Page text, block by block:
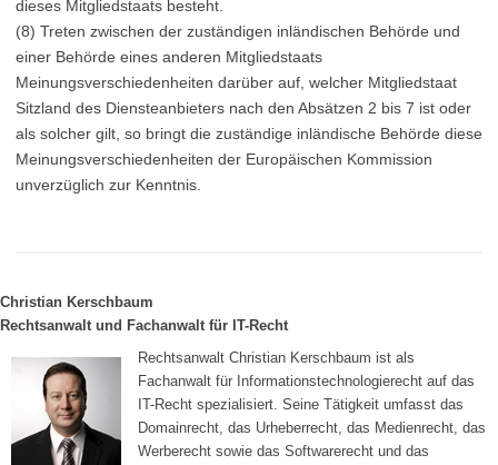
dieses Mitgliedstaats besteht.
(8) Treten zwischen der zuständigen inländischen Behörde und
einer Behörde eines anderen Mitgliedstaats
Meinungsverschiedenheiten darüber auf, welcher Mitgliedstaat
Sitzland des Diensteanbieters nach den Absätzen 2 bis 7 ist oder
als solcher gilt, so bringt die zuständige inländische Behörde diese
Meinungsverschiedenheiten der Europäischen Kommission
unverzüglich zur Kenntnis.
Christian Kerschbaum
Rechtsanwalt und Fachanwalt für IT-Recht
Rechtsanwalt Christian Kerschbaum ist als
Fachanwalt für Informationstechnologierecht auf das
IT-Recht spezialisiert. Seine Tätigkeit umfasst das
Domainrecht, das Urheberrecht, das Medienrecht, das
Werberecht sowie das Softwarerecht und das